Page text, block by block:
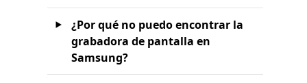
¿Por qué no puedo encontrar la
grabadora de pantalla en
Samsung?